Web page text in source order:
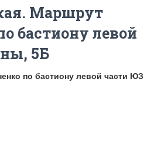
Маршрут
бастиону левой
5Б
по бастиону левой части ЮЗ